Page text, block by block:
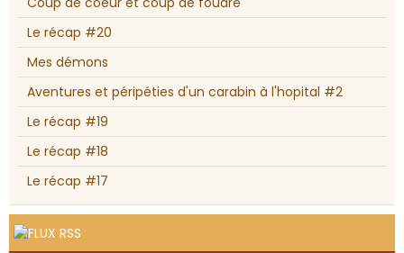
Le récap #20
Mes démons
Aventures et péripéties d'un carabin à l'hopital #2
Le récap #19
Le récap #18
Le récap #17